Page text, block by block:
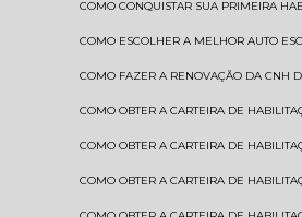
COMO CONQUISTAR SUA PRIMEIRA
COMO ESCOLHER A MELHOR AUTO
COMO FAZER A RENOVAÇÃO DA CNH
COMO OBTER A CARTEIRA DE
COMO OBTER A CARTEIRA DE
COMO OBTER A CARTEIRA DE